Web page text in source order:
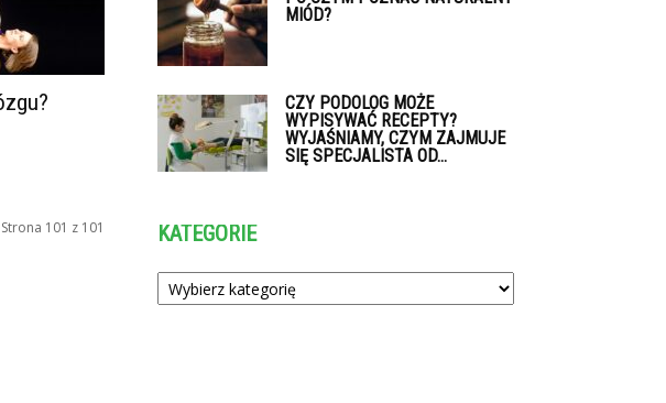
Strona 101 z 101
MIÓD?
CZY PODOLOG MOŻE
WYPISYWAĆ RECEPTY?
WYJAŚNIAMY, CZYM ZAJMUJE
SIĘ SPECJALISTA OD...
KATEGORIE
Kategorie